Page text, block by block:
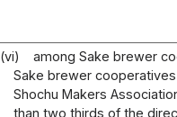
(vi)
among Sake brewer
Sake brewer
Shochu Makers
than two thirds of the